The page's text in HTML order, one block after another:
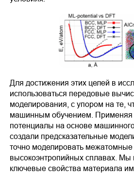
Для достижения этих целей в
использоваться передовые
моделирования, с упором на те,
машинным обучением.
потенциалы на основе
создали предсказательные
точно моделировать межатомные
высокоэнтропийных сплавах. Мы
ключевые свойства материала